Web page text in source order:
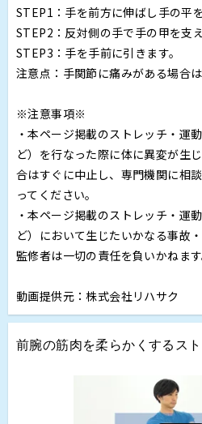
STEP1：手を前方に伸ばし手の平
STEP2：反対側の手で手の甲を支え
STEP3：手を手前に引きます。
注意点：手関節に痛みがある場合
※注意事項※
・本ページ掲載のストレッチ・運
ど）を行なった際に体に異変が生
合はすぐに中止し、専門機関に相
ってください。
・本ページ掲載のストレッチ・運
ど）において生じたいかなる事故
監修者は一切の責任を負いかねます
動画提供元：株式会社リハサク
前腕の筋肉を柔らかくするス